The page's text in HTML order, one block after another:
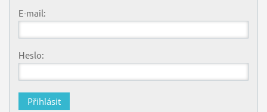
E-mail:
Heslo: